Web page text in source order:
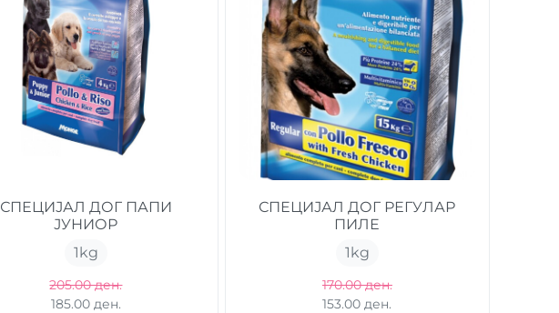
СПЕЦИЈАЛ ДОГ ПАПИ
ЈУНИОР
1kg
205.00 ден.
185.00 ден.
СПЕЦИЈАЛ ДОГ РЕГУЛАР
ПИЛЕ
1kg
170.00 ден.
153.00 ден.